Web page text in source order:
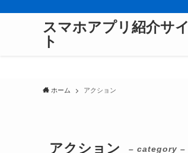
スマホアプリ紹介サイ
ト
ホーム アクション
アクション – category –